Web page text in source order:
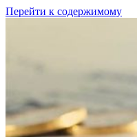
Перейти к содержимому